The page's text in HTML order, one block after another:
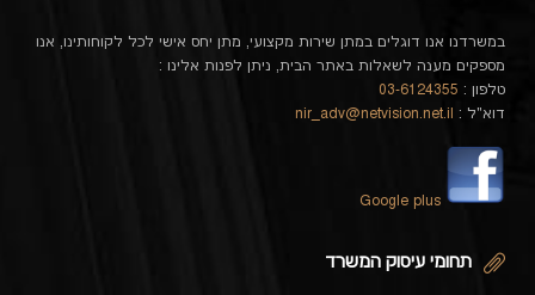
במשרדנו אנו דוגלים במתן שירות מקצועי, מתן יחס אישי לכל לקוחותינו, אנו
מספקים מענה לשאלות באתר הבית, ניתן לפנות אלינו :
טלפון : 03-6124355
דוא"ל : nir_adv@netvision.net.il
Google plus
תחומי עיסוק המשרד